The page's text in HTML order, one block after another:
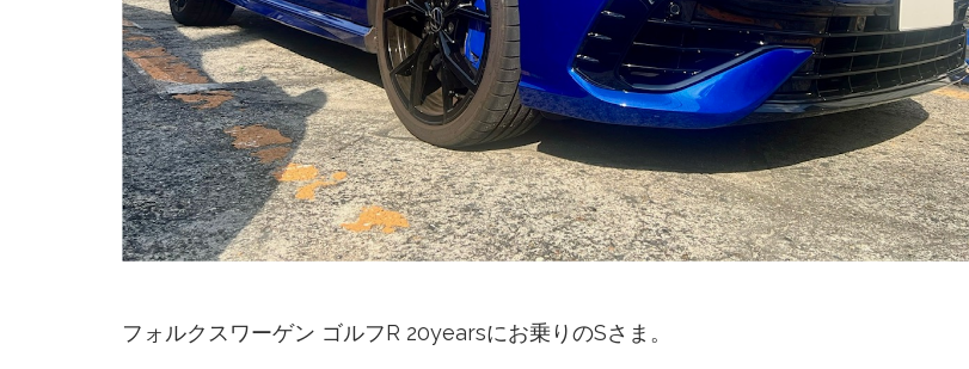
フォルクスワーゲン ゴルフR 20yearsにお乗りのSさま。